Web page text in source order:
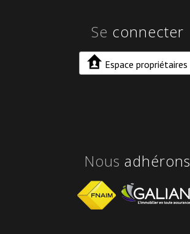
Se connecter
Espace propriétaires
Nous adhérons